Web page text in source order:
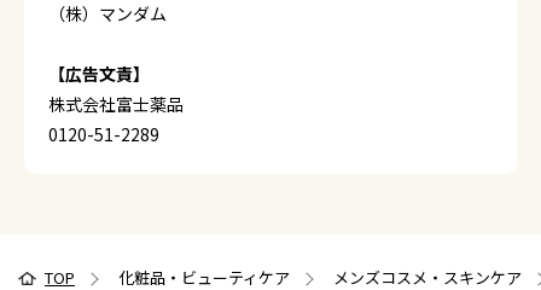
（株）マンダム
【広告文責】
株式会社富士薬品
0120-51-2289
TOP 化粧品・ビューティケア メンズコスメ・スキンケア